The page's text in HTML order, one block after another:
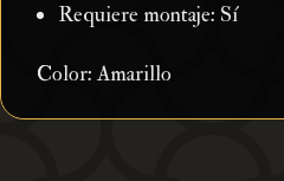
Requiere montaje: Sí
Color: Amarillo